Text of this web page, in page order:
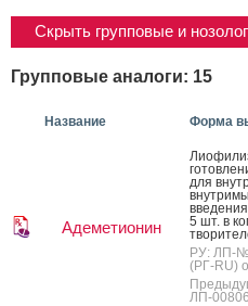
Скрыть групповые и
Групповые аналоги: 15
Название Форма
Адеметионин
для
5 шт. в
РУ: ЛП-
(РГ-RU)
ЛП-